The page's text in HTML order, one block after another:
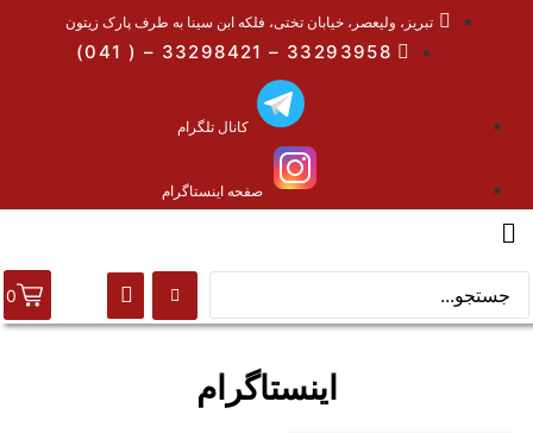
تبریز، ولیعصر، خیابان تختی، فلکه ابن سینا به طرف پارک زیتون
33293958 – 33298421 – ( 041)
کانال تلگرام
صفحه اینستاگرام
0
اینستاگرام